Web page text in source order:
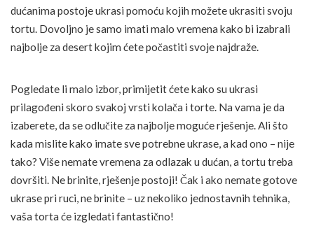
dućanima postoje ukrasi pomoću kojih možete ukrasiti svoju
tortu. Dovoljno je samo imati malo vremena kako bi izabrali
najbolje za desert kojim ćete počastiti svoje najdraže.
Pogledate li malo izbor, primijetit ćete kako su ukrasi
prilagođeni skoro svakoj vrsti kolača i torte. Na vama je da
izaberete, da se odlučite za najbolje moguće rješenje. Ali što
kada mislite kako imate sve potrebne ukrase, a kad ono – nije
tako? Više nemate vremena za odlazak u dućan, a tortu treba
dovršiti. Ne brinite, rješenje postoji! Čak i ako nemate gotove
ukrase pri ruci, ne brinite – uz nekoliko jednostavnih tehnika,
vaša torta će izgledati fantastično!